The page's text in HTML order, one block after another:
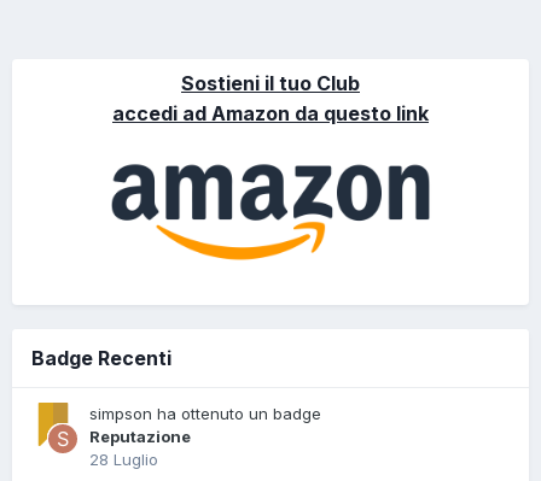
Sostieni il tuo Club
accedi ad Amazon da questo link
Badge Recenti
simpson ha ottenuto un badge
Reputazione
28 Luglio